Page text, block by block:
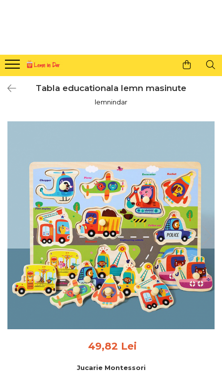
Agende din lemn
Agende 10x10
Semne de carte
Decoratiuni cu nume
Sosete de Craciun
Magneti de Craciun
Jucarii din lemn
Cercei din lemn
Feng Shui
Tablouri personalizate
IQ Puzzle
Diplome si Plachete
Insigne
Felicitari din lemn
Tabla educationala lemn masinute
lemnindar
49,82 Lei
Jucarie Montessori